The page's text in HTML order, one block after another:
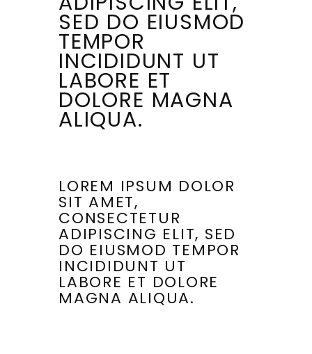
SED DO EIUSMOD
TEMPOR
INCIDIDUNT UT
LABORE ET
DOLORE MAGNA
ALIQUA.
LOREM IPSUM DOLOR
SIT AMET,
CONSECTETUR
ADIPISCING ELIT, SED
DO EIUSMOD TEMPOR
INCIDIDUNT UT
LABORE ET DOLORE
MAGNA ALIQUA.